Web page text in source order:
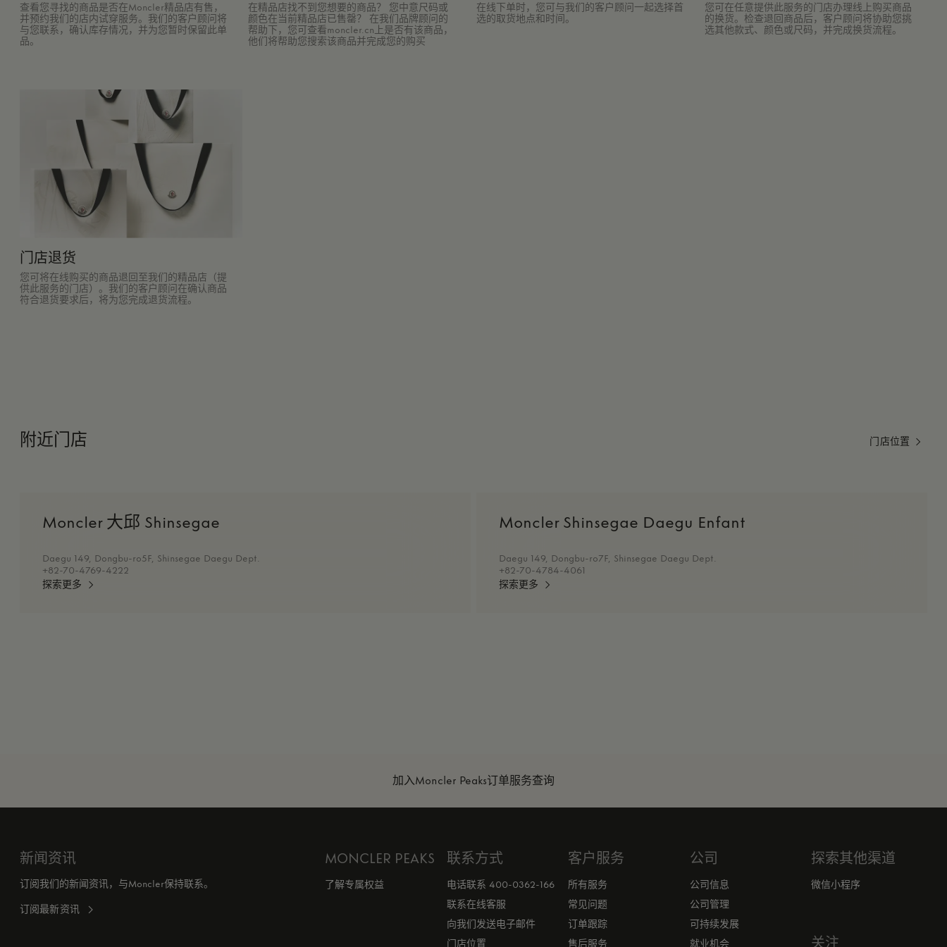
查看您寻找的商品是否在Moncler精品店有售，
并预约我们的店内试穿服务。我们的客户顾问将
与您联系，确认库存情况，并为您暂时保留此单
品。
在精品店找不到您想要的商品？ 您中意尺码或
颜色在当前精品店已售罄？ 在我们品牌顾问的
帮助下，您可查看moncler.cn上是否有该商品，
他们将帮助您搜索该商品并完成您的购买
在线下单时，您可与我们的客户顾问一起选择首
选的取货地点和时间。
您可在任意提供此服务的门店办理线上购买商品
的换货。检查退回商品后，客户顾问将协助您挑
选其他款式、颜色或尺码，并完成换货流程。
门店退货
您可将在线购买的商品退回至我们的精品店（提
供此服务的门店）。我们的客户顾问在确认商品
符合退货要求后，将为您完成退货流程。
附近门店 门店位置
Moncler 大邱 Shinsegae
Daegu 149, Dongbu-ro5F, Shinsegae Daegu Dept.
+82-70-4769-4222
探索更多
Moncler Shinsegae Daegu Enfant
Daegu 149, Dongbu-ro7F, Shinsegae Daegu Dept.
+82-70-4784-4061
探索更多
加入Moncler Peaks订单服务查询
新闻资讯
订阅我们的新闻资讯，与Moncler保持联系。
订阅最新资讯
MONCLER PEAKS
了解专属权益
联系方式
电话联系 400-0362-166
联系在线客服
向我们发送电子邮件
门店位置
客户服务
所有服务
常见问题
订单跟踪
售后服务
公司
公司信息
公司管理
可持续发展
就业机会
探索其他渠道
微信小程序
关注